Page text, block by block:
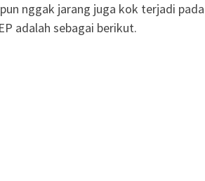
nggak jarang juga kok terjadi pada
adalah sebagai berikut.